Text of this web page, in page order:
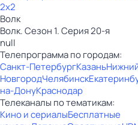
2x2
Волк
Волк. Сезон 1. Серия 20-я
null
Телепрограмма по городам:
Санкт-ПетербургКазань
НовгородЧелябинск
на-ДонуКраснодар
Телеканалы по тематикам:
Кино и сериалыБесплатные